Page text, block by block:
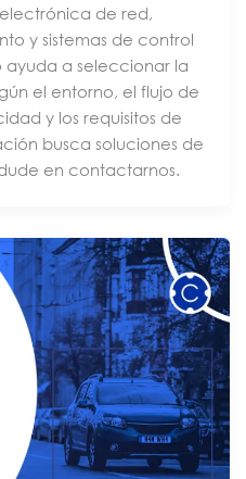
de red,
y sistemas de control
ayuda a seleccionar la
el entorno, el flujo de
y los requisitos de
busca soluciones de
en contactarnos.